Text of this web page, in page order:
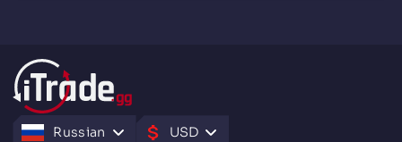
Russian
USD